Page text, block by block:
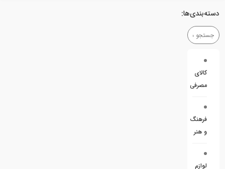
دسته‌بندی‌ها:
کالای
مصرفی
فرهنگ
و هنر
لوازم